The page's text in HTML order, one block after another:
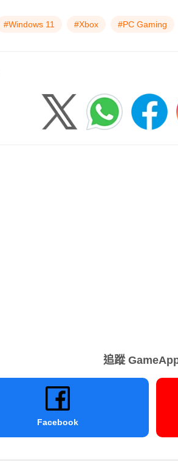
#Windows 11 #Xbox #PC Gaming
追蹤
Facebook